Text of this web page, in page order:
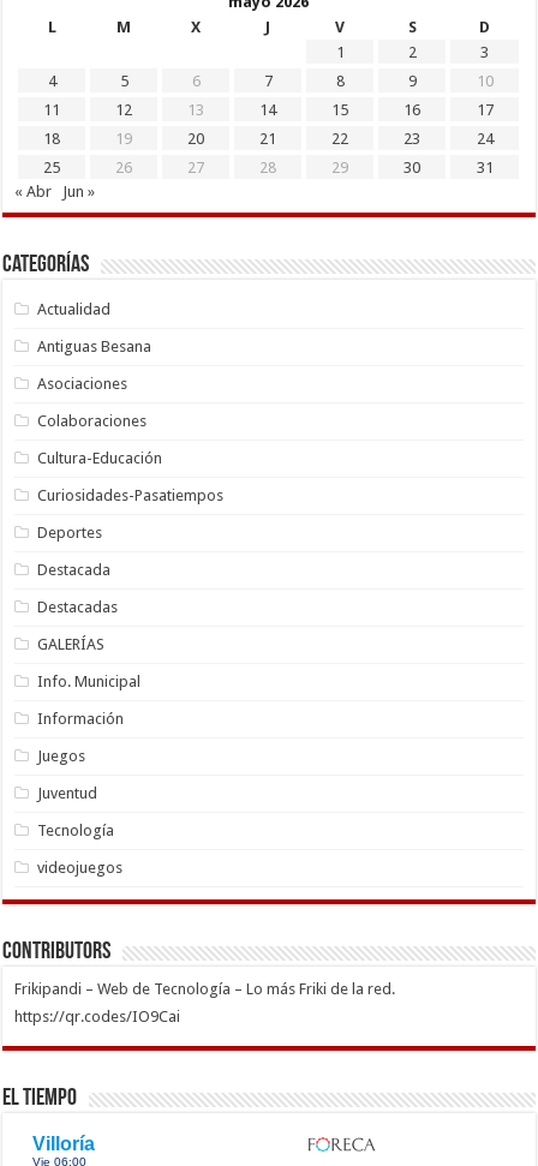
L
M X J V S
D
1
2
3
4
5 6 7 8 9
10
11
12 13 14 15 16
17
18
19 20 21 22 23
24
25
26 27 28 29 30
31
« Abr
Jun »
Categorías
Actualidad
Antiguas Besana
Asociaciones
Colaboraciones
Cultura-Educación
Curiosidades-Pasatiempos
Deportes
Destacada
Destacadas
GALERÍAS
Info. Municipal
Información
Juegos
Juventud
Tecnología
videojuegos
Contributors
Frikipandi – Web de Tecnología – Lo más Friki de la red.
https://qr.codes/IO9Cai
El Tiempo